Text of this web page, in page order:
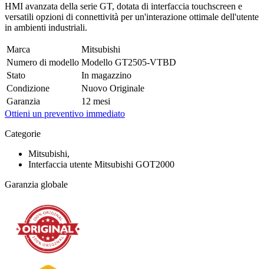
HMI avanzata della serie GT, dotata di interfaccia touchscreen e
versatili opzioni di connettività per un'interazione ottimale dell'utente
in ambienti industriali.
Marca
Mitsubishi
Numero di modello Modello GT2505-VTBD
Stato
In magazzino
Condizione
Nuovo Originale
Garanzia
12 mesi
Ottieni un preventivo immediato
Categorie
Mitsubishi,
Interfaccia utente Mitsubishi GOT2000
Garanzia globale